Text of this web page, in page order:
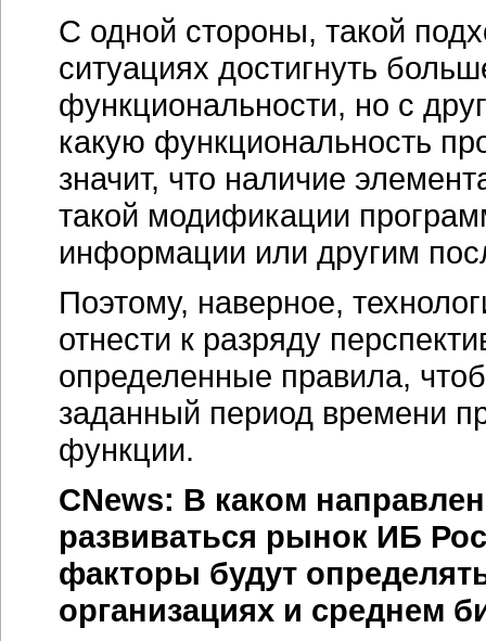
С одной стороны, такой
ситуациях достигнуть
функциональности, но с
какую функциональность
значит, что наличие
такой модификации
информации или другим
Поэтому, наверное,
отнести к разряду
определенные правила,
заданный период времени
функции.
CNews: В каком
развиваться рынок ИБ
факторы будут
организациях и среднем